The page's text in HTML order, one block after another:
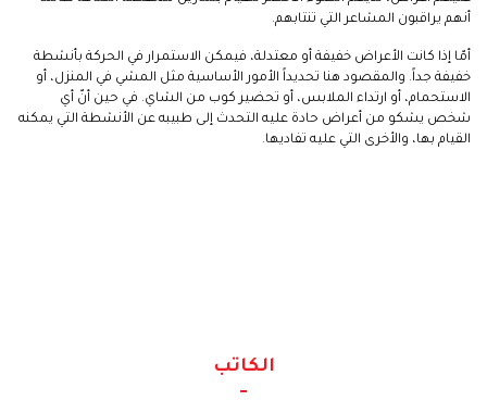
أنهم يراقبون المشاعر التي تنتابهم.
أمّا إذا كانت الأعراض خفيفة أو معتدلة، فيمكن الاستمرار في الحركة بأنشطة
خفيفة جداً. والمقصود هنا تحديداً الأمور الأساسية مثل المشي في المنزل، أو
الاستحمام، أو ارتداء الملابس، أو تحضير كوب من الشاي. في حين أنّ أي
شخص يشكو من أعراض حادة عليه التحدث إلى طبيبه عن الأنشطة التي يمكنه
القيام بها، والأخرى التي عليه تفاديها.
الكاتب